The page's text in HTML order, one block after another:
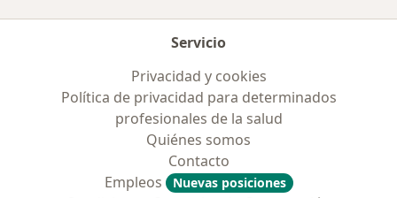
Servicio
Privacidad y cookies
Política de privacidad para determinados
profesionales de la salud
Quiénes somos
Contacto
Empleos
Nuevas posiciones